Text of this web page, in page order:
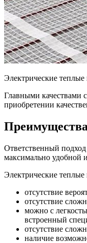
Электрические
Главными качествами
приобретении
Преимущества
Ответственный
максимально удобной
Электрические
отсутствие
отсутствие
можно с
встроенный
отсутствие
наличие